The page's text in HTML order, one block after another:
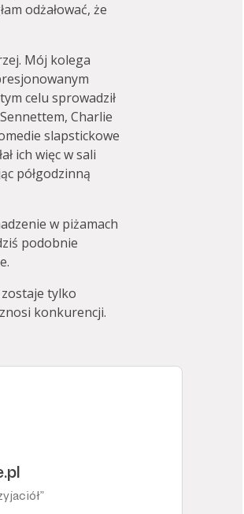
odżałować, że
Mój kolega
celu sprowadził
Charlie
slapstickowe
ich więc w sali
półgodzinną
w piżamach
podobnie
tylko
konkurencji.